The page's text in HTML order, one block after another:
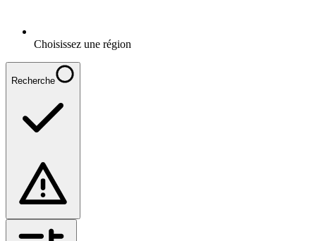
Choisissez une région
Recherche